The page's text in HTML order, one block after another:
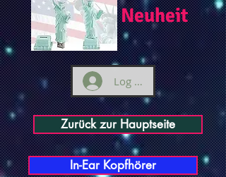
Neuheit
Log ind
Zurück zur Hauptseite
In-Ear Kopfhörer